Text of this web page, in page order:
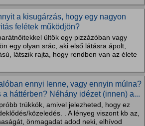
a kisugárzás, hogy egy nagyon
felétek működjön?
ültök egy pizzázóban vagy
egy olyan srác, aki első látásra ápolt,
látszik rajta, hogy rendben van az élete
ennyi lenne, vagy ennyin múlna?
a háttérben? Néhány idézet (innen) a...
trükkök, amivel jelezheted, hogy ez
közeledés. . A lényeg viszont kb az,
önmagadat adod neki, elhívod